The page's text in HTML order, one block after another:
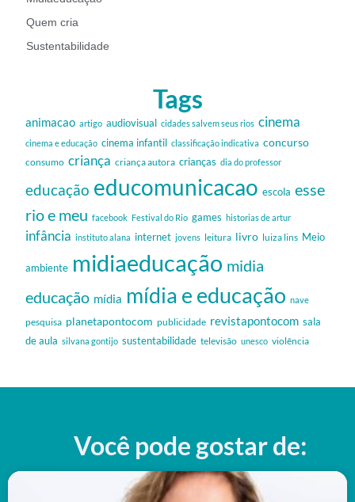
Quem cria
Sustentabilidade
Tags
animacao artigo audiovisual cidades salvem seus rios cinema
cinema e educação cinema infantil classificação indicativa concurso
consumo criança criança autora crianças dia do professor
educação educomunicacao escola esse
rio e meu facebook Festival do Rio games historias de artur
infância instituto alana internet jovens leitura livro luiza lins Meio
ambiente midiaeducação midia
educação mídia mídia e educação nave
pesquisa planetapontocom publicidade revistapontocom sala
de aula silvana gontijo sustentabilidade televisão unesco violência
Você pode gostar de: